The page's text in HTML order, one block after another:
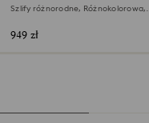
Swarovski
Szlify różnorodne, Różnokolorowa,
949 zł